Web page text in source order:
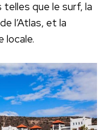
que le surf, la
l’Atlas, et la
locale.